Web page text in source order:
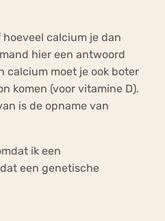
calcium je dan
hier een antwoord
calcium moet je ook boter
komen (voor vitamine D).
is de opname van
ik een
een genetische